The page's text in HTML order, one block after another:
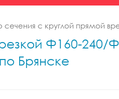
сечения с круглой прямой
Ф160-240/
Брянске